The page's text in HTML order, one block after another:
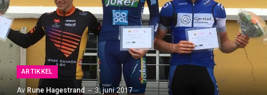
ARTIKKEL
Av Rune Hagestrand 3. juni 2017